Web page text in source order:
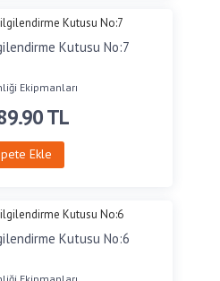
Kutusu No:7
Ekipmanları
TL
Ekle
Kutusu No:6